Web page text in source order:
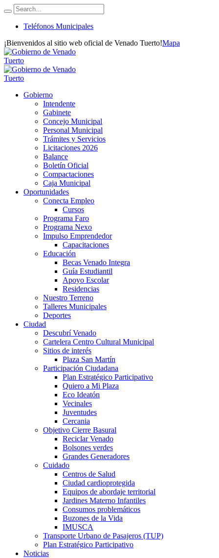
Teléfonos Municipales
¡Bienvenidos al sitio web oficial de Venado Tuerto!Mapa
Gobierno
Intendente
Gabinete
Concejo Municipal
Personal Municipal
Trámites y Servicios
Licitaciones 2026
Balance
Boletín Oficial
Compactaciones
Caja Municipal
Oportunidades
Conecta Empleo
Cursos
Programa Faro
Programa Nexo
Impulso Emprendedor
Capacitaciones
Educación
Becas Venado Integra
Guía Estudiantil
Apoyo Escolar
Residencias
Nuestro Terreno
Talleres Municipales
Deportes
Ciudad
Descubrí Venado
Cartelera Centro Cultural Municipal
Sitios de interés
Plaza San Martín
Participación Ciudadana
Plan Estratégico Participativo
Quiero a Mi Plaza
Eco Ideatón
Vecinales
Juventudes
Cercania
Objetivo Cierre Basural
Reciclar Venado
Bolsones verdes
Grandes Generadores
Cuidado
Centros de Salud
Ciudad cardioprotegida
Equipos de abordaje territorial
Jardines Materno Infantiles
Consumos problemáticos
Buzones de la Vida
IMUSCA
Transporte Urbano de Pasajeros (TUP)
Plan Estratégico Participativo
Noticias